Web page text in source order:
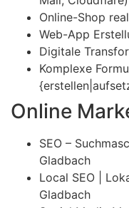
Online-Shop
Web-App
Digitale
Komplexe
Online
SEO –
Gladbach
Local SEO |
Gladbach